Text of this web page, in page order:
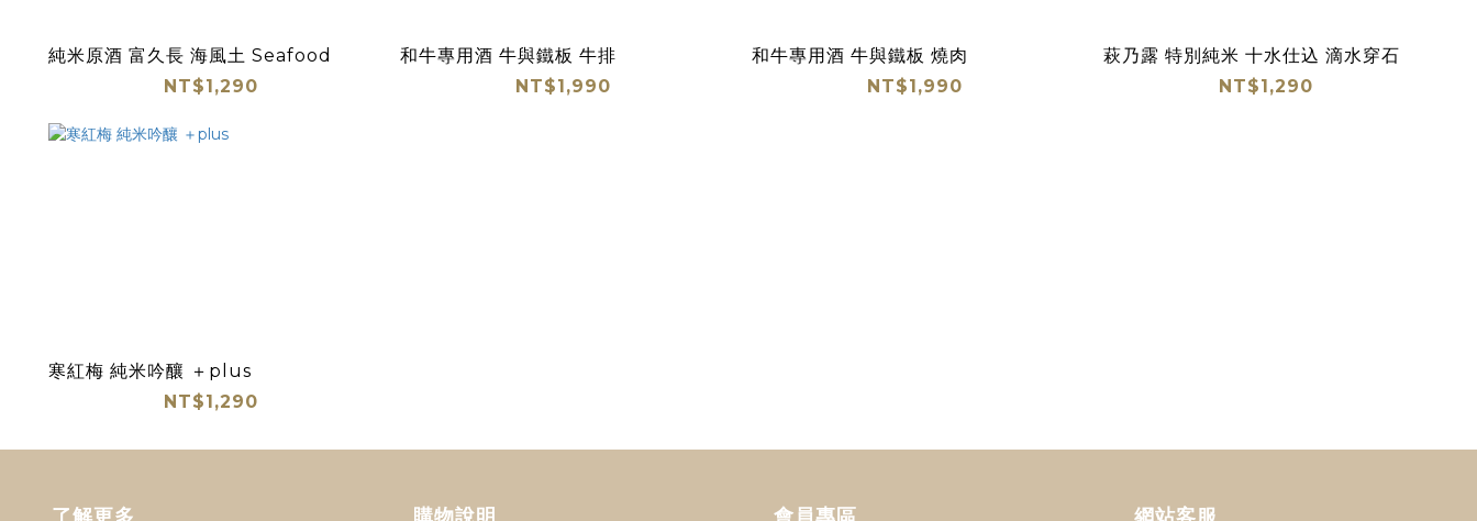
純米原酒 富久長 海風土 Seafood
NT$1,290
和牛專用酒 牛與鐵板 牛排
NT$1,990
和牛專用酒 牛與鐵板 燒肉
NT$1,990
萩乃露 特別純米 十水仕込 滴水穿石
NT$1,290
寒紅梅 純米吟釀 ＋plus
NT$1,290